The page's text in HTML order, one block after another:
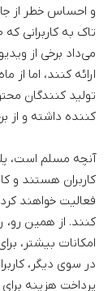
و احساس خطر از
می‌داد برخی از
ارائه کنند، اما از
کننده داشته و از
آنچه مسلم است،
کاربران هستند و
فعالیت خواهند
کنند. از همین رو،
امکانات بیشتر،
در سوی دیگر،
پرداخت هزینه